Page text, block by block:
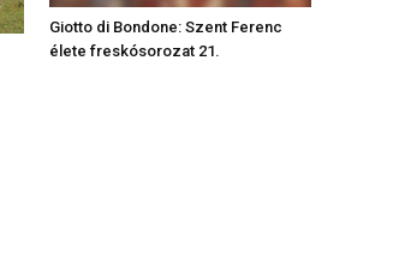
Giotto di Bondone: Szent Ferenc
élete freskósorozat 21.